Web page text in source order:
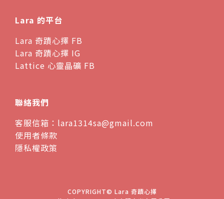
Lara 的平台
Lara 奇蹟心擇 FB
Lara 奇蹟心擇 IG
Lattice 心靈晶礦 FB
聯絡我們
客服信箱：lara1314sa@gmail.com
使用者條款
隱私權政策